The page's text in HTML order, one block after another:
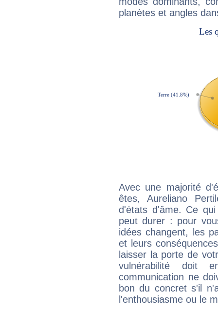
planètes et angles
Avec une majorité
êtes, Aureliano
d'états d'âme. Ce
peut durer : pour
idées changent, les
et leurs
laisser la porte de
vulnérabilité doit
communication ne
bon du concret s'il
l'enthousiasme ou le